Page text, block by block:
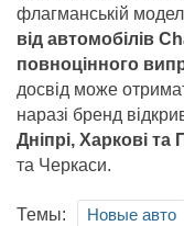
флагманській
від автомобілів
повноцінного
досвід може
наразі бренд
Дніпрі, Харкові та
та Черкаси.
Новые авто
Темы: